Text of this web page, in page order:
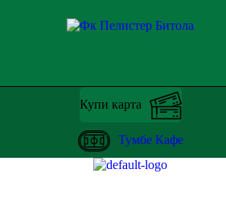
Купи карта
Тумбе Кафе